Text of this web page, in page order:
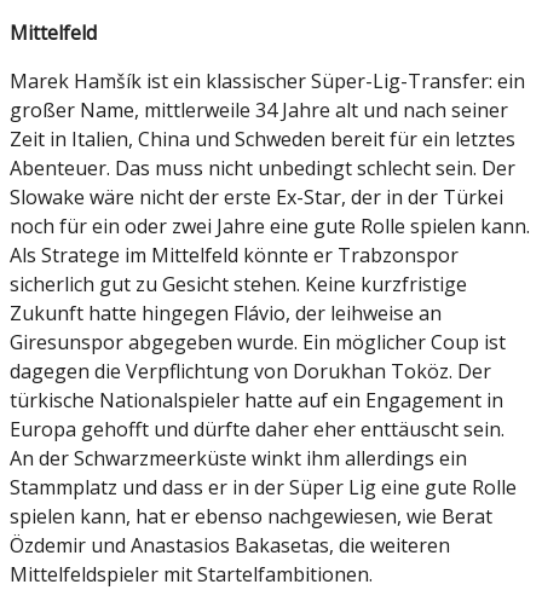
Mittelfeld
Marek Hamšík ist ein klassischer Süper-Lig-Transfer: ein
großer Name, mittlerweile 34 Jahre alt und nach seiner
Zeit in Italien, China und Schweden bereit für ein letztes
Abenteuer. Das muss nicht unbedingt schlecht sein. Der
Slowake wäre nicht der erste Ex-Star, der in der Türkei
noch für ein oder zwei Jahre eine gute Rolle spielen kann.
Als Stratege im Mittelfeld könnte er Trabzonspor
sicherlich gut zu Gesicht stehen. Keine kurzfristige
Zukunft hatte hingegen Flávio, der leihweise an
Giresunspor abgegeben wurde. Ein möglicher Coup ist
dagegen die Verpflichtung von Dorukhan Toköz. Der
türkische Nationalspieler hatte auf ein Engagement in
Europa gehofft und dürfte daher eher enttäuscht sein.
An der Schwarzmeerküste winkt ihm allerdings ein
Stammplatz und dass er in der Süper Lig eine gute Rolle
spielen kann, hat er ebenso nachgewiesen, wie Berat
Özdemir und Anastasios Bakasetas, die weiteren
Mittelfeldspieler mit Startelfambitionen.